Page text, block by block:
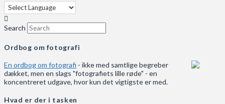
Search
Ordbog om fotografi
En ordbog om fotografi - ikke med samtlige begreber
dækket, men en slags "fotografiets lille røde" - en
koncentreret udgave, hvor kun det vigtigste er med.
Hvad er der i tasken